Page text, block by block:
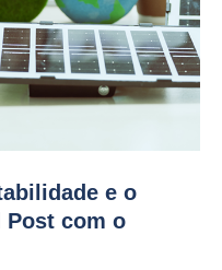
e o
Post com o